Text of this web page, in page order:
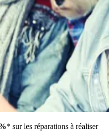
* sur les réparations à réaliser